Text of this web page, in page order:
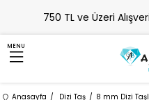
750 TL ve Üzeri
MENU
Anasayfa Dizi Taş 8 mm Dizi